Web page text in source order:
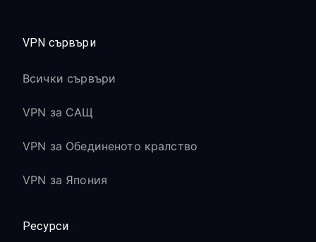
VPN сървъри
Всички сървъри
VPN за САЩ
VPN за Обединеното кралство
VPN за Япония
Ресурси